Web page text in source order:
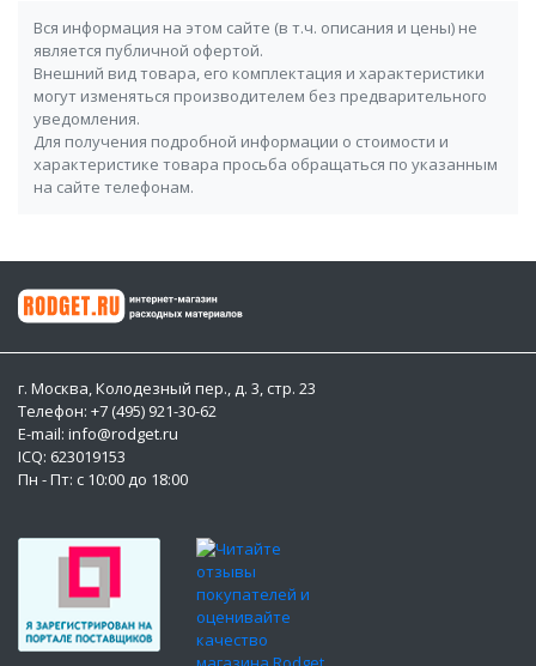
Вся информация на этом сайте (в т.ч. описания и цены) не
является публичной офертой.
Внешний вид товара, его комплектация и характеристики
могут изменяться производителем без предварительного
уведомления.
Для получения подробной информации о стоимости и
характеристике товара просьба обращаться по указанным
на сайте телефонам.
г. Москва, Колодезный пер., д. 3, стр. 23
Телефон: +7 (495) 921-30-62
E-mail: info@rodget.ru
ICQ: 623019153
Пн - Пт: с 10:00 до 18:00